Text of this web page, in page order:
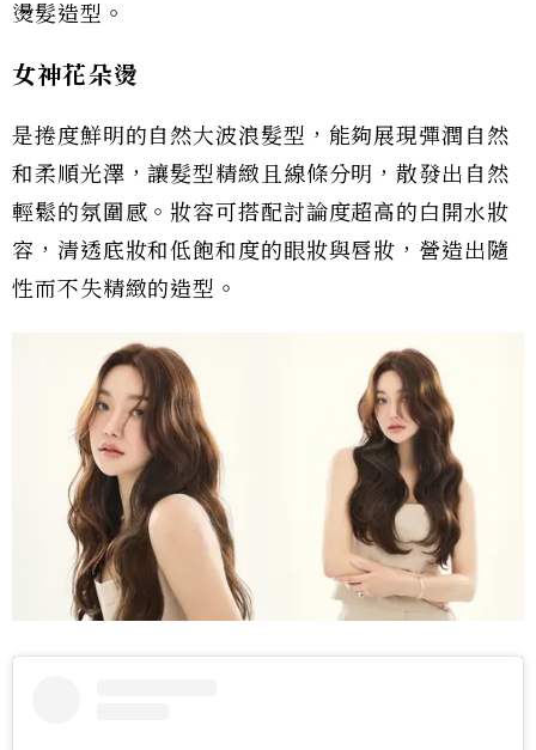
燙髮造型。
女神花朵燙
是捲度鮮明的自然大波浪髮型，能夠展現彈潤自然
和柔順光澤，讓髮型精緻且線條分明，散發出自然
輕鬆的氛圍感。妝容可搭配討論度超高的白開水妝
容，清透底妝和低飽和度的眼妝與唇妝，營造出隨
性而不失精緻的造型。